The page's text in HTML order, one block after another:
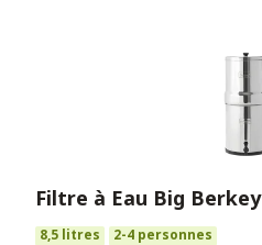
Filtre à Eau Big Berkey
8,5 litres 2-4 personnes